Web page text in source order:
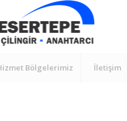
Bölgelerimiz İletişim